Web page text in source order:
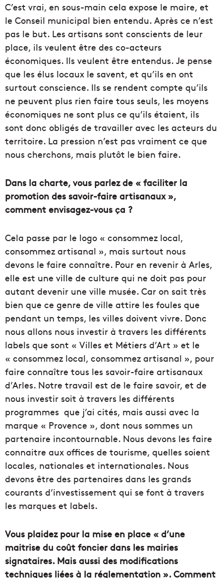
C’est vrai, en sous-main cela expose le maire, et
le Conseil municipal bien entendu. Après ce n’est
pas le but. Les artisans sont conscients de leur
place, ils veulent être des co-acteurs
économiques. Ils veulent être entendus. Je pense
que les élus locaux le savent, et qu’ils en ont
surtout conscience. Ils se rendent compte qu’ils
ne peuvent plus rien faire tous seuls, les moyens
économiques ne sont plus ce qu’ils étaient, ils
sont donc obligés de travailler avec les acteurs du
territoire. La pression n’est pas vraiment ce que
nous cherchons, mais plutôt le bien faire.
Dans la charte, vous parlez de « faciliter la
promotion des savoir-faire artisanaux »,
comment envisagez-vous ça ?
Cela passe par le logo « consommez local,
consommez artisanal », mais surtout nous
devons le faire connaître. Pour en revenir à Arles,
elle est une ville de culture qui ne doit pas pour
autant devenir une ville musée. Car on sait très
bien que ce genre de ville attire les foules que
pendant un temps, les villes doivent vivre. Donc
nous allons nous investir à travers les différents
labels que sont « Villes et Métiers d’Art » et le
« consommez local, consommez artisanal », pour
faire connaître tous les savoir-faire artisanaux
d’Arles. Notre travail est de le faire savoir, et de
nous investir soit à travers les différents
programmes que j’ai cités, mais aussi avec la
marque « Provence », dont nous sommes un
partenaire incontournable. Nous devons les faire
connaitre aux offices de tourisme, quelles soient
locales, nationales et internationales. Nous
devons être des partenaires dans les grands
courants d’investissement qui se font à travers
les marques et labels.
Vous plaidez pour la mise en place « d’une
maitrise du coût foncier dans les mairies
signataires. Mais aussi des modifications
techniques liées à la réglementation ». Comment